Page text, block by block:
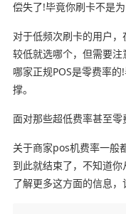
偿失了!毕竟你刷卡不是为
对于低频次刷卡的用户
较低就选哪个，但需要注
哪家正规POS是零费率
撑。
面对那些超低费率甚至零
关于商家pos机费率一般
到此就结束了，不知道
了解更多这方面的信息，